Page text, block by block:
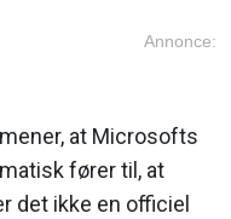
Annonce:
at Microsofts
fører til, at
det ikke en officiel